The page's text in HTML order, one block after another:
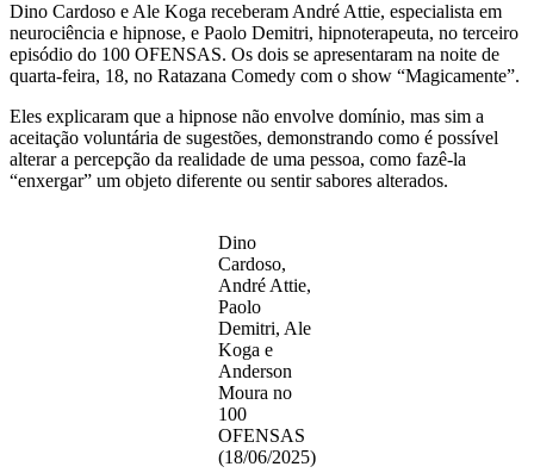
Dino Cardoso e Ale Koga receberam André Attie, especialista em
neurociência e hipnose, e Paolo Demitri, hipnoterapeuta, no terceiro
episódio do 100 OFENSAS. Os dois se apresentaram na noite de
quarta-feira, 18, no Ratazana Comedy com o show “Magicamente”.
Eles explicaram que a hipnose não envolve domínio, mas sim a
aceitação voluntária de sugestões, demonstrando como é possível
alterar a percepção da realidade de uma pessoa, como fazê-la
“enxergar” um objeto diferente ou sentir sabores alterados.
Dino
Cardoso,
André Attie,
Paolo
Demitri, Ale
Koga e
Anderson
Moura no
100
OFENSAS
(18/06/2025)